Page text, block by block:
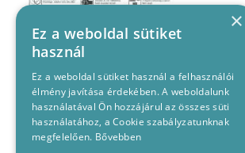
×
Ez a weboldal sütiket
használ
Ez a weboldal sütiket használ a felhasználói
élmény javítása érdekében. A weboldalunk
használatával Ön hozzájárul az összes süti
használatához, a Cookie szabályzatunknak
megfelelően. Bővebben